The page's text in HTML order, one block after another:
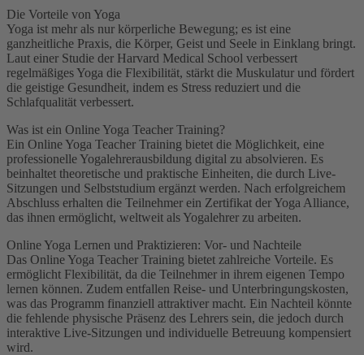
Die Vorteile von Yoga
Yoga ist mehr als nur körperliche Bewegung; es ist eine
ganzheitliche Praxis, die Körper, Geist und Seele in Einklang bringt.
Laut einer Studie der Harvard Medical School verbessert
regelmäßiges Yoga die Flexibilität, stärkt die Muskulatur und fördert
die geistige Gesundheit, indem es Stress reduziert und die
Schlafqualität verbessert.
Was ist ein Online Yoga Teacher Training?
Ein Online Yoga Teacher Training bietet die Möglichkeit, eine
professionelle Yogalehrerausbildung digital zu absolvieren. Es
beinhaltet theoretische und praktische Einheiten, die durch Live-
Sitzungen und Selbststudium ergänzt werden. Nach erfolgreichem
Abschluss erhalten die Teilnehmer ein Zertifikat der Yoga Alliance,
das ihnen ermöglicht, weltweit als Yogalehrer zu arbeiten.
Online Yoga Lernen und Praktizieren: Vor- und Nachteile
Das Online Yoga Teacher Training bietet zahlreiche Vorteile. Es
ermöglicht Flexibilität, da die Teilnehmer in ihrem eigenen Tempo
lernen können. Zudem entfallen Reise- und Unterbringungskosten,
was das Programm finanziell attraktiver macht. Ein Nachteil könnte
die fehlende physische Präsenz des Lehrers sein, die jedoch durch
interaktive Live-Sitzungen und individuelle Betreuung kompensiert
wird.